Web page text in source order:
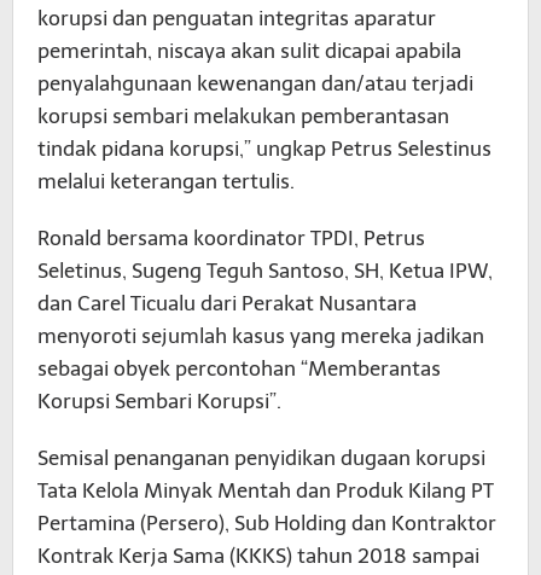
korupsi dan penguatan integritas aparatur
pemerintah, niscaya akan sulit dicapai apabila
penyalahgunaan kewenangan dan/atau terjadi
korupsi sembari melakukan pemberantasan
tindak pidana korupsi,” ungkap Petrus Selestinus
melalui keterangan tertulis.
Ronald bersama koordinator TPDI, Petrus
Seletinus, Sugeng Teguh Santoso, SH, Ketua IPW,
dan Carel Ticualu dari Perakat Nusantara
menyoroti sejumlah kasus yang mereka jadikan
sebagai obyek percontohan “Memberantas
Korupsi Sembari Korupsi”.
Semisal penanganan penyidikan dugaan korupsi
Tata Kelola Minyak Mentah dan Produk Kilang PT
Pertamina (Persero), Sub Holding dan Kontraktor
Kontrak Kerja Sama (KKKS) tahun 2018 sampai